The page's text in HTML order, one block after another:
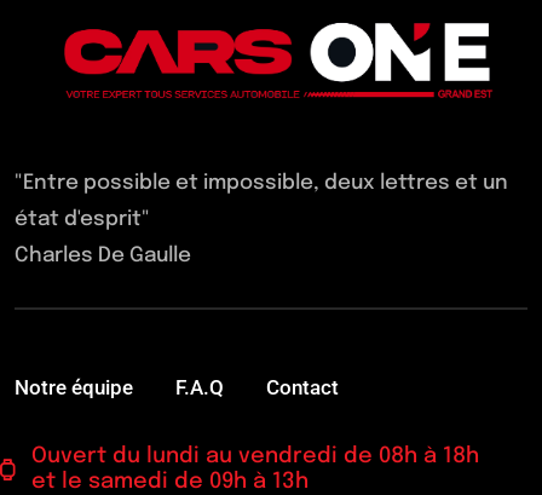
"Entre possible et impossible, deux lettres et un
état d'esprit"
Charles De Gaulle
Notre équipe F.A.Q Contact
Ouvert du lundi au vendredi de 08h à 18h
et le samedi de 09h à 13h